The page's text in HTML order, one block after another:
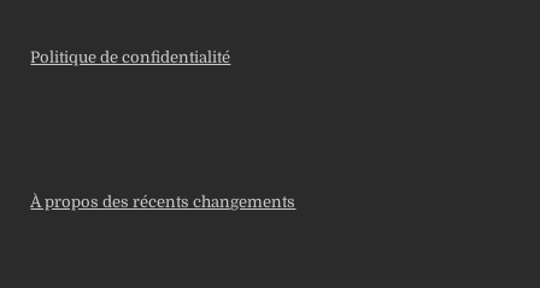
Politique de confidentialité
À propos des récents changements